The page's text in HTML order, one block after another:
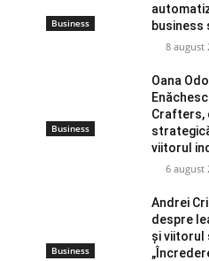
Business
business
8 august
Business
Oana
Crafters,
viitorul
6 august
Business
Andrei
despre
și viitorul